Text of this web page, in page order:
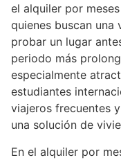
el alquiler por
quienes buscan una
probar un lugar
periodo más
especialmente
estudiantes
viajeros frecuentes
una solución de
En el alquiler por